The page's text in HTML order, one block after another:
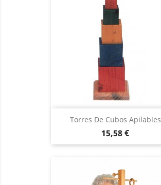
Torres De Cubos Apilables
Precio
15,58 €